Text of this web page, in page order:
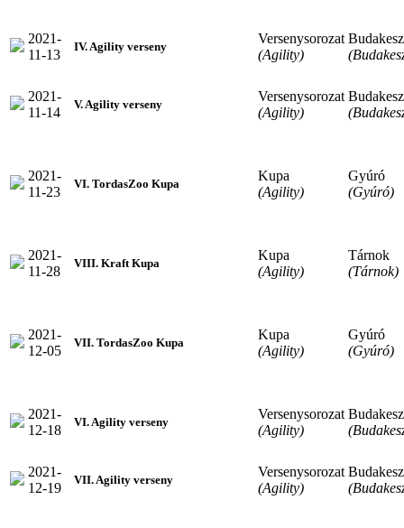
2021-
11-13
IV. Agility verseny
Versenysorozat
(Agility)
2021-
11-14
V. Agility verseny
Versenysorozat
(Agility)
2021-
11-23
VI. TordasZoo Kupa
Kupa
(Agility)
Gyúró
(Gyúró)
2021-
11-28
VIII. Kraft Kupa
Kupa
(Agility)
Tárnok
(Tárnok)
2021-
12-05
VII. TordasZoo Kupa
Kupa
(Agility)
Gyúró
(Gyúró)
2021-
12-18
VI. Agility verseny
Versenysorozat
(Agility)
2021-
12-19
VII. Agility verseny
Versenysorozat
(Agility)